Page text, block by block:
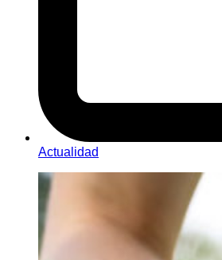
Actualidad